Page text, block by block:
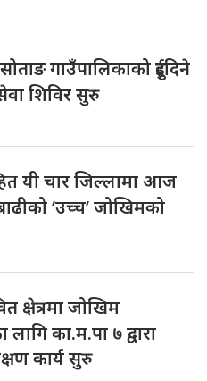
सोताङ गाउँपालिकाको दुईदिने
शिविर सुरु
यी चार जिल्लामा आज
‘उच्च’ जोखिमको
क्षेत्रमा जोखिम
का.म.पा ७ द्वारा
कार्य सुरु